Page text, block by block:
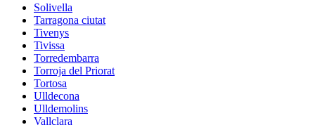
Solivella
Tarragona ciutat
Tivenys
Tivissa
Torredembarra
Torroja del Priorat
Tortosa
Ulldecona
Ulldemolins
Vallclara